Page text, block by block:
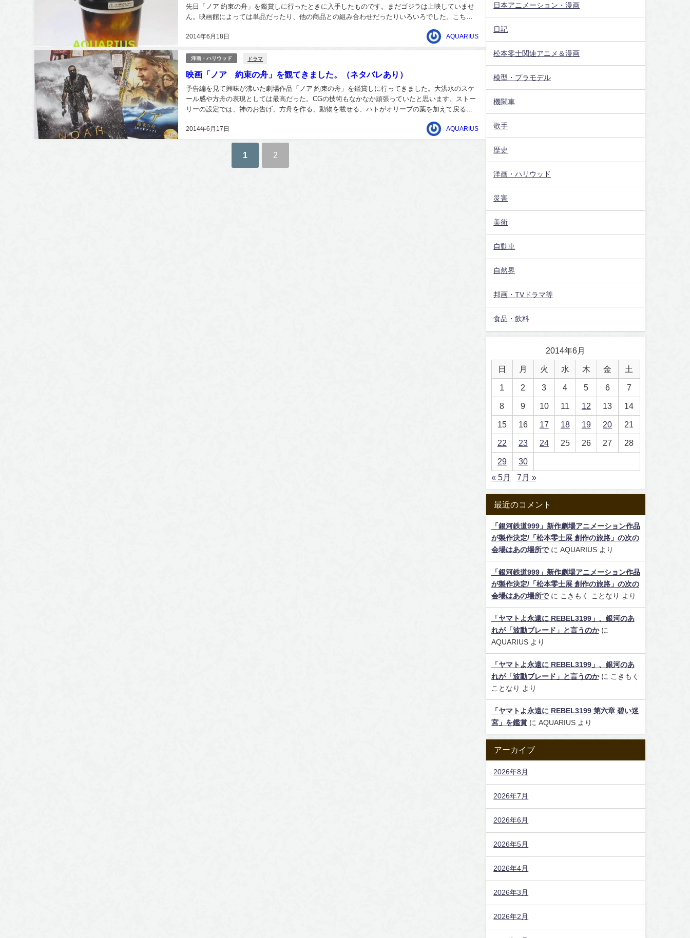
2014年6月18日
先日「ノア 約束の舟」を鑑賞しに行ったときに入手したものです。まだゴジラは上映していませ
ん。映画館によっては単品だったり、他の商品との組み合わせだったりいろいろでした。こちら
AQUARIUS
洋画・ハリウッド ドラマ
映画「ノア 約束の舟」を観てきました。（ネタバレあり）
2014年6月17日
予告編を見て興味が沸いた劇場作品「ノア 約束の舟」を鑑賞しに行ってきました。大洪水のスケ
ール感や方舟の表現としては最高だった。CGの技術もなかなか頑張っていたと思います。ストー
リーの設定では、神のお告げ、方舟を作る、動物を載せる、ハトがオリーブの葉を加えて戻る、
AQUARIUS
1 2
日本アニメーション・漫画
日記
松本零士関連アニメ＆漫画
模型・プラモデル
機関車
歌手
歴史
洋画・ハリウッド
災害
美術
自動車
自然界
邦画・TVドラマ等
食品・飲料
2014年6月
日 月 火 水 木 金 土
1 2 3 4 5 6 7
8 9 10 11 12 13 14
15 16 17 18 19 20 21
22 23 24 25 26 27 28
29
30
« 5月
7月 »
最近のコメント
「銀河鉄道999」新作劇場アニメーション作品
が製作決定/「松本零士展 創作の旅路」の次の
会場はあの場所でに AQUARIUSより
「銀河鉄道999」新作劇場アニメーション作品
が製作決定/「松本零士展 創作の旅路」の次の
会場はあの場所でに こきもく ことなり より
「ヤマトよ永遠に REBEL3199」、銀河のあ
れが「波動ブレード」と言うのかに
AQUARIUSより
「ヤマトよ永遠に REBEL3199」、銀河のあ
れが「波動ブレード」と言うのかに
こきもく
ことなり
より
「ヤマトよ永遠に REBEL3199 第六章 碧い迷
宮」を鑑賞に AQUARIUSより
アーカイブ
2026年8月
2026年7月
2026年6月
2026年5月
2026年4月
2026年3月
2026年2月